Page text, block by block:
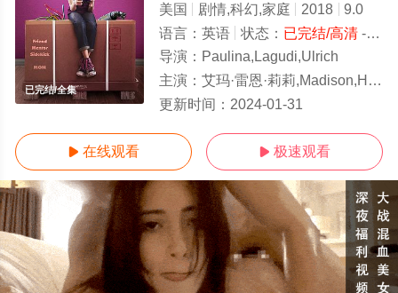
已完结/全集
美国 剧情,科幻,家庭 2018
9.0
语言： 英语 状态： 已完结/高清- 免费在线观看
导演： Paulina,Lagudi,Ulrich
主演： 艾玛·雷恩·莉莉,Madison,Horcher,乔什·霍普金斯,查瑞丝玛·卡朋特
更新时间： 2024-01-31
 在线观看  极速观看